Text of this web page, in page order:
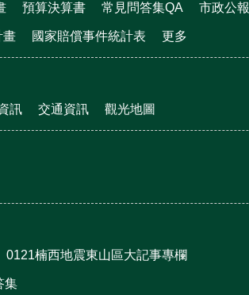
預算決算書 常見問答集QA 市政公報
畫 國家賠償事件統計表 更多
訊 交通資訊 觀光地圖
0121楠西地震東山區大記事專欄
集